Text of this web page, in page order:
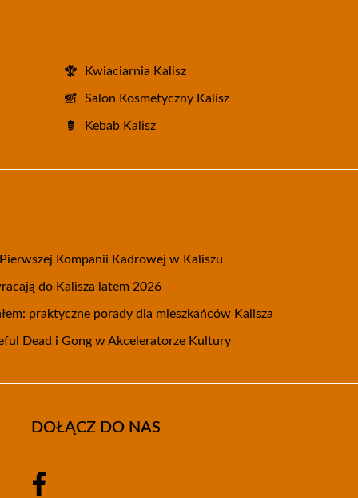
Kwiaciarnia Kalisz
Salon Kosmetyczny Kalisz
Kebab Kalisz
Kompanii Kadrowej w Kaliszu
do Kalisza latem 2026
praktyczne porady dla mieszkańców Kalisza
Dead i Gong w Akceleratorze Kultury
DOŁĄCZ DO NAS